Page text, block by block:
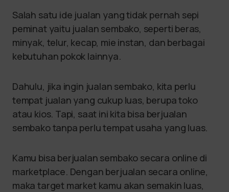
Salah satu ide jualan yang tidak pernah sepi
peminat yaitu jualan sembako, seperti beras,
minyak, telur, kecap, mie instan, dan berbagai
kebutuhan pokok lainnya.
Dahulu, jika ingin jualan sembako, kita perlu
tempat jualan yang cukup luas, berupa toko
atau kios. Tapi, saat ini kita bisa berjualan
sembako tanpa perlu tempat usaha yang luas.
Kamu bisa berjualan sembako secara online di
marketplace. Dengan berjualan secara online,
maka target market kamu akan semakin luas,